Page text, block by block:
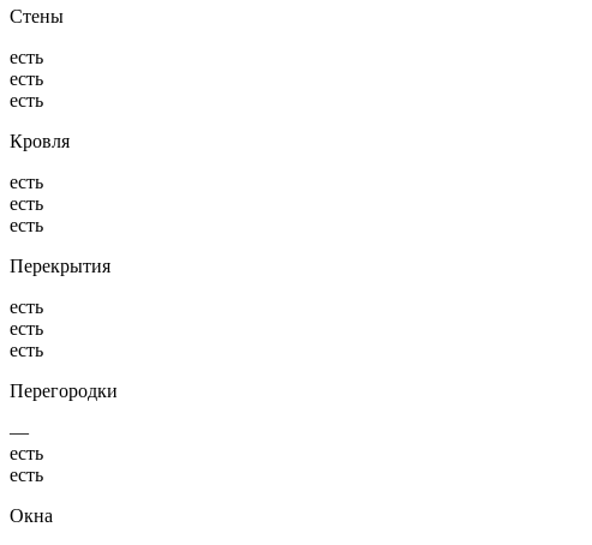
Стены
есть
есть
есть
Кровля
есть
есть
есть
Перекрытия
есть
есть
есть
Перегородки
—
есть
есть
Окна